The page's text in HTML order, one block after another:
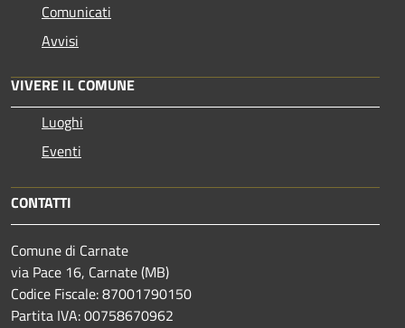
Comunicati
Avvisi
VIVERE IL COMUNE
Luoghi
Eventi
CONTATTI
Comune di Carnate
via Pace 16, Carnate (MB)
Codice Fiscale: 87001790150
Partita IVA: 00758670962